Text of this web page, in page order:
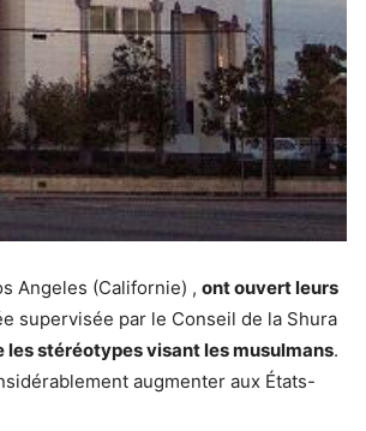
Angeles (Californie) , ont ouvert leurs
supervisée par le Conseil de la Shura
stéréotypes visant les musulmans.
augmenter aux États-